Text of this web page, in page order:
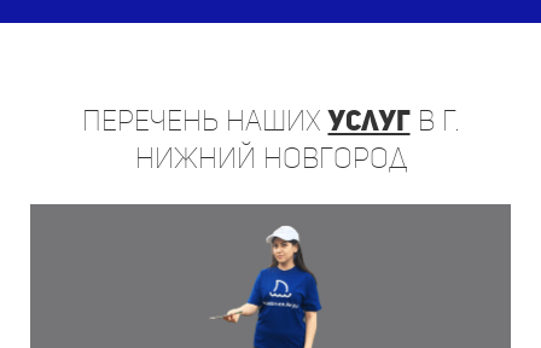
Перечень нашихуслугв г.
Нижний Новгород